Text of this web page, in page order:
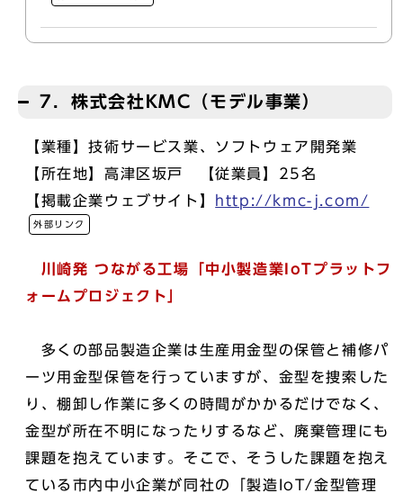
7．株式会社KMC（モデル事業）
【業種】技術サービス業、ソフトウェア開発業
【所在地】高津区坂戸 【従業員】25名
【掲載企業ウェブサイト】
http://kmc-j.com/
外部リンク
川崎発 つながる工場「中小製造業IoTプラットフ
ォームプロジェクト」
多くの部品製造企業は生産用金型の保管と補修パ
ーツ用金型保管を行っていますが、金型を捜索した
り、棚卸し作業に多くの時間がかかるだけでなく、
金型が所在不明になったりするなど、廃棄管理にも
課題を抱えています。そこで、そうした課題を抱え
ている市内中小企業が同社の「製造IoT/金型管理